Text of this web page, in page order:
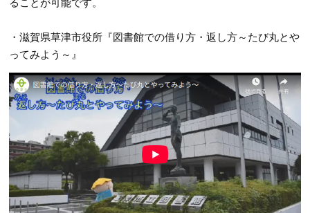
・滋賀県草津市役所『図書館での借り方・返し方～たび丸とや
ってみよう～』